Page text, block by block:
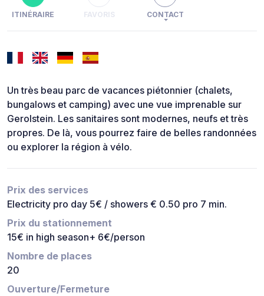
ITINÉRAIRE FAVORIS CONTACT
Un très beau parc de vacances piétonnier (chalets,
bungalows et camping) avec une vue imprenable sur
Gerolstein. Les sanitaires sont modernes, neufs et très
propres. De là, vous pourrez faire de belles randonnées
ou explorer la région à vélo.
Prix des services
Electricity pro day 5€ / showers € 0.50 pro 7 min.
Prix du stationnement
15€ in high season+ 6€/person
Nombre de places
20
Ouverture/Fermeture